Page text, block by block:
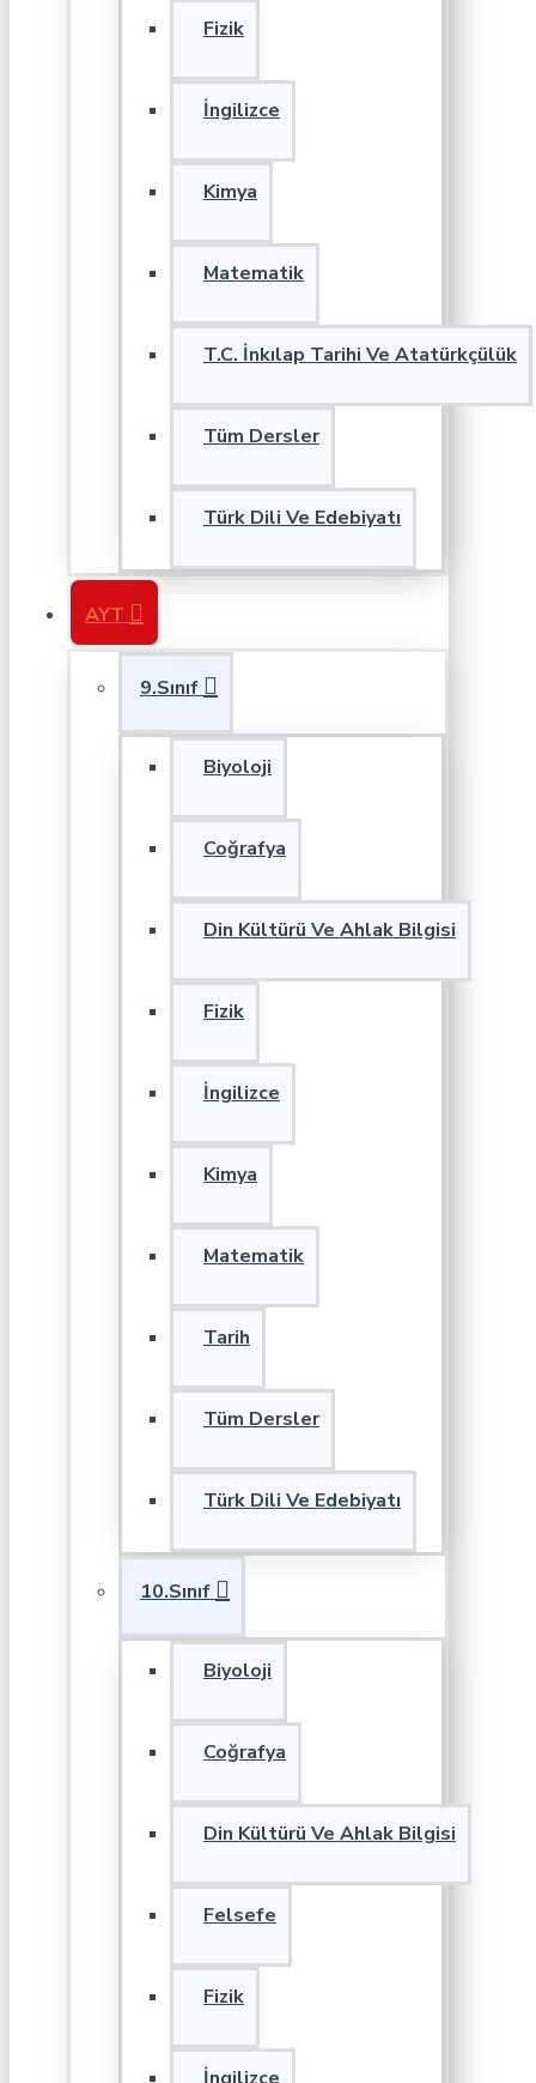
Fizik
İngilizce
Kimya
Matematik
T.C. İnkılap Tarihi Ve Atatürkçülük
Tüm Dersler
Türk Dili Ve Edebiyatı
AYT
9.Sınıf
Biyoloji
Coğrafya
Din Kültürü Ve Ahlak Bilgisi
Fizik
İngilizce
Kimya
Matematik
Tarih
Tüm Dersler
Türk Dili Ve Edebiyatı
10.Sınıf
Biyoloji
Coğrafya
Din Kültürü Ve Ahlak Bilgisi
Felsefe
Fizik